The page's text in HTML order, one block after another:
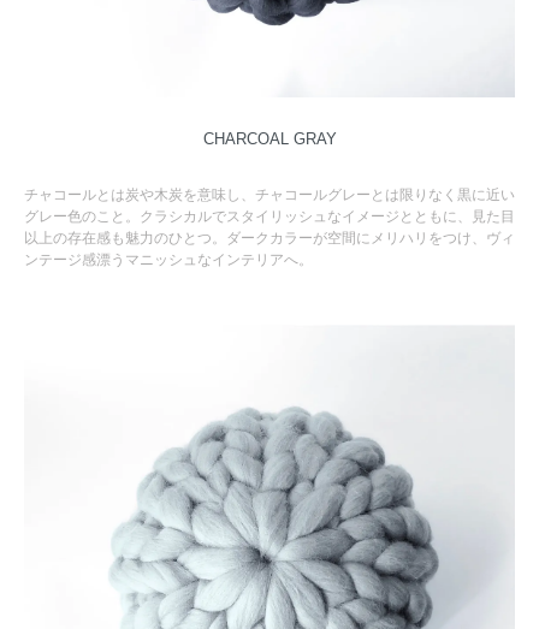
CHARCOAL GRAY
チャコールとは炭や木炭を意味し、チャコールグレーとは限りなく黒に近い
グレー色のこと。クラシカルでスタイリッシュなイメージとともに、見た目
以上の存在感も魅力のひとつ。ダークカラーが空間にメリハリをつけ、ヴィ
ンテージ感漂うマニッシュなインテリアへ。